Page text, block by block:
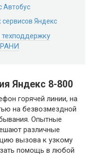
Автобус
сервисов Яндекс
Яндекс 8-800
горячей линии, на
на безвозмездной
Опытные
различные
вызова к узкому
помощь в любой